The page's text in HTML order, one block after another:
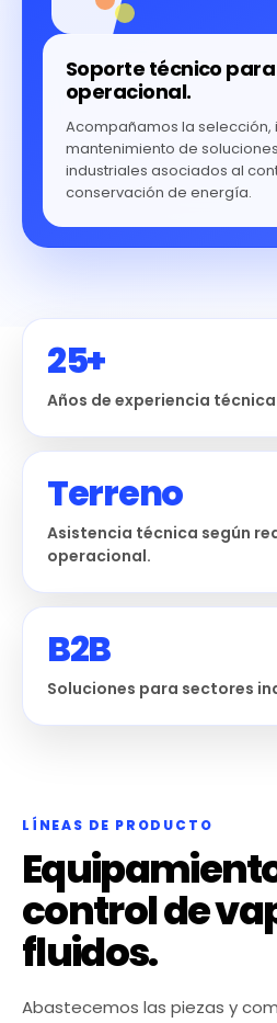
Soporte técnico
operacional.
Acompañamos la
mantenimiento de
industriales asociados al
conservación de energía.
25+
Años de experiencia
Terreno
Asistencia técnica según
operacional.
B2B
Soluciones para sectores
LÍNEAS DE PRODUCTO
control de
fluidos.
Abastecemos las piezas y